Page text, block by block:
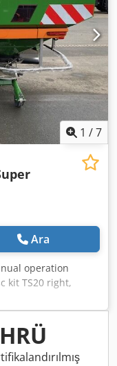
1 /7
Ara
operation
kit TS20 right,
ProfiSPro,
disc right